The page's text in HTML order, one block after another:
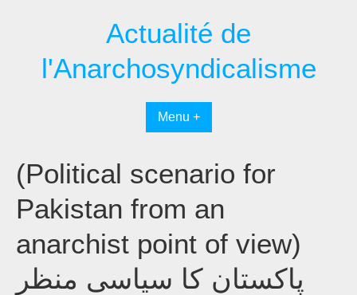
Actualité de
l'Anarchosyndicalisme
Menu +
(Political scenario for
Pakistan from an
anarchist point of view)
پاکستان کا سیاسی منظر